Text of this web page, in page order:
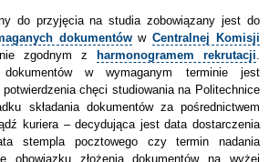
do przyjęcia na studia zobowiązany jest do
dokumentówwCentralnej Komisji
zgodnym z harmonogramem rekrutacji.
dokumentów w wymaganym terminie jest
chęci studiowania na Politechnice
składania dokumentów za pośrednictwem
kuriera – decydująca jest data dostarczenia
stempla pocztowego czy termin nadania
obowiązku złożenia dokumentów na wyżej